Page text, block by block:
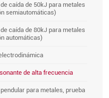
caída de 50kJ para metales
semiautomáticas)
caída de 80kJ para metales
automáticas)
de alta frecuencia
para metales, prueba